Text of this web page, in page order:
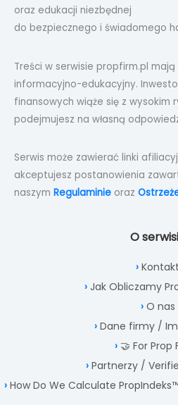
oraz edukacji niezbędnej
do bezpiecznego i świadomego
Treści w serwisie propfirm.pl
informacyjno-edukacyjny.
finansowych wiąże się z wysokim
podejmujesz na własną
Serwis może zawierać linki
akceptujesz postanowienia
naszym Regulaminie oraz
O
Kontakt
Jak Obliczamy
O nas
Dane firmy /
🤝 For Prop
Partnerzy /
How Do We Calculate